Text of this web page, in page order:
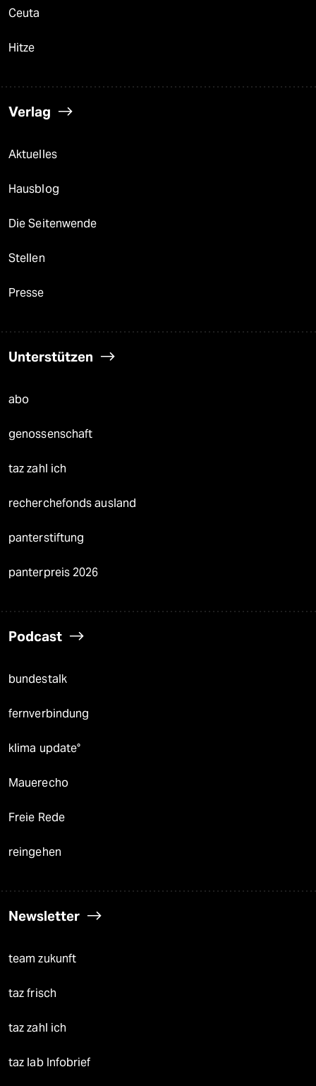
Ceuta
Hitze
Verlag
Aktuelles
Hausblog
Die Seitenwende
Stellen
Presse
Unterstützen
abo
genossenschaft
taz zahl ich
recherchefonds ausland
panterstiftung
panterpreis 2026
Podcast
bundestalk
fernverbindung
klima update°
Mauerecho
Freie Rede
reingehen
Newsletter
team zukunft
taz frisch
taz zahl ich
taz lab Infobrief